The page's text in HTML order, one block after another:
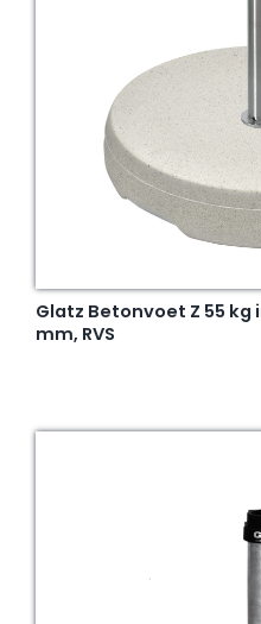
Glatz Betonvoet Z 55
mm, RVS